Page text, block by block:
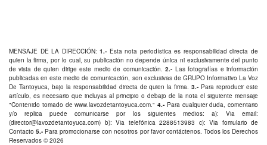
MENSAJE DE LA DIRECCIÓN:1.- Esta nota periodística es responsabilidad directa de
quien la firma, por lo cual, su publicación no depende única ni exclusivamente del punto
de vista de quien dirige este medio de comunicación.2.- Las fotografías e información
publicadas en este medio de comunicación, son exclusivas de GRUPO Informativo La Voz
De Tantoyuca, bajo la responsabilidad directa de quien la firma.3.- Para reproducir este
artículo, es necesario que incluyas al principio o debajo de la nota el siguiente mensaje
"Contenido tomado dewww.lavozdetantoyuca.com ." 4.- Para cualquier duda, comentario
y/o replica puede comunicarse por los siguientes medios: a): Via email:
(director@lavozdetantoyuca.com) b): Via telefónica 2288513983 c): Via fomulario de
Contacto 5.- Para promocionarse con nosotros por favorcontáctenos. Todos los Derechos
Reservados © 2026